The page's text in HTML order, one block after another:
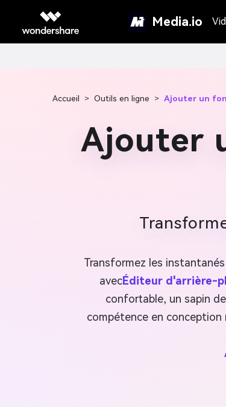
Media.io
Accueil > Outils en ligne > Ajouter un
Ajouter
Transformez les
avecÉditeur d'arrière-
confortable, un sapin
compétence en